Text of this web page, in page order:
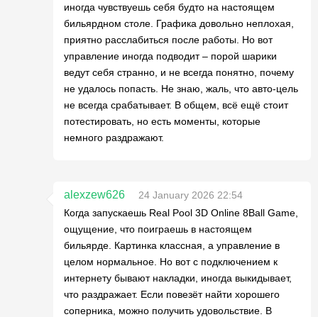
иногда чувствуешь себя будто на настоящем
бильярдном столе. Графика довольно неплохая,
приятно расслабиться после работы. Но вот
управление иногда подводит – порой шарики
ведут себя странно, и не всегда понятно, почему
не удалось попасть. Не знаю, жаль, что авто-цель
не всегда срабатывает. В общем, всё ещё стоит
потестировать, но есть моменты, которые
немного раздражают.
alexzew626
24 January 2026 22:54
Когда запускаешь Real Pool 3D Online 8Ball Game,
ощущение, что поиграешь в настоящем
бильярде. Картинка классная, а управление в
целом нормальное. Но вот с подключением к
интернету бывают накладки, иногда выкидывает,
что раздражает. Если повезёт найти хорошего
соперника, можно получить удовольствие. В